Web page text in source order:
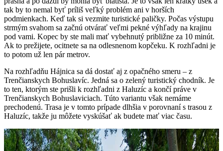
tak by to nemal byť príliš veľký problém ani v horších
podmienkach. Keď tak si vezmite turistické paličky. Počas výstupu
strmým svahom sa začnú otvárať veľmi pekné výhľady na krajinu
pod vami. Kopec by ste mali mať vybehnutý približne za 10 minút.
Ak to prežijete, ocitnete sa na odlesnenom kopčeku. K rozhľadni je
to potom už len pár metrov.
Na rozhľadňu Hájnica sa dá dostať aj z opačného smeru – z
Trenčianskych Bohuslavíc. Jedná sa o zelený turistický chodník. Je
to ten, ktorým ste prišli k rozhľadni z Haluzíc a končí práve v
Trenčianskych Bohuslaviciach. Túto variantu však nemáme
prechodenú. Trasa je v tomto prípade dlhšia v porovnaní s trasou z
Haluzíc, takže ju môžete vyskúšať ak budete mať viac času.